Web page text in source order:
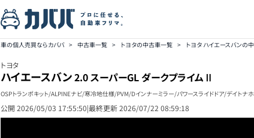
車の個人売買ならカババ > 中古車一覧 > トヨタの中古車一覧 > トヨタ ハイエースバンの
トヨタ
ハイエースバン2.0 スーパーGL ダークプライムⅡ
OSPトランポキット/ALPINEナビ/寒冷地仕様/PVM/Dインナーミラー/パワースライドドア/デイト
公開 2026/05/03 17:55:50|最終更新2026/07/22 08:59:18